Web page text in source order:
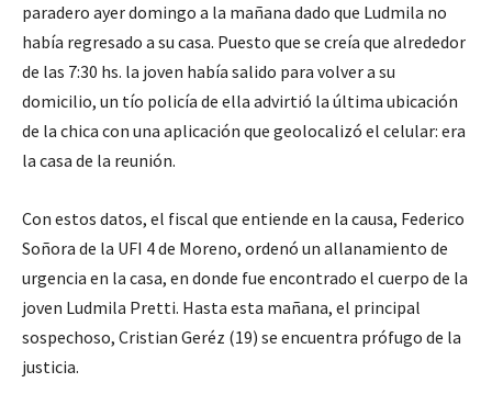
paradero ayer domingo a la mañana dado que Ludmila no
había regresado a su casa. Puesto que se creía que alrededor
de las 7:30 hs. la joven había salido para volver a su
domicilio, un tío policía de ella advirtió la última ubicación
de la chica con una aplicación que geolocalizó el celular: era
la casa de la reunión.
Con estos datos, el fiscal que entiende en la causa, Federico
Soñora de la UFI 4 de Moreno, ordenó un allanamiento de
urgencia en la casa, en donde fue encontrado el cuerpo de la
joven Ludmila Pretti. Hasta esta mañana, el principal
sospechoso, Cristian Geréz (19) se encuentra prófugo de la
justicia.